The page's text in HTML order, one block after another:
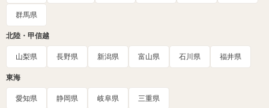
群馬県
北陸・甲信越
山梨県 長野県 新潟県 富山県 石川県 福井県
東海
愛知県 静岡県 岐阜県 三重県